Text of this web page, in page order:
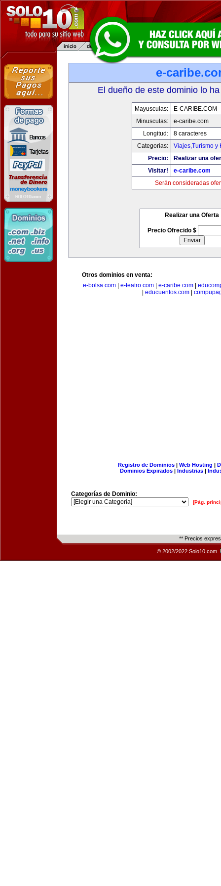
e-
El dueño de este dominio lo
Mayusculas:
E-CARIBE.COM
Minusculas:
e-caribe.com
Longitud:
8 caracteres
Categorias:
Viajes,Turismo y
Precio:
Realizar una
Visitar!
e-caribe.com
Serán consideradas
Realizar una Oferta
Precio Ofrecido $
Otros dominios en venta:
e-bolsa.com| e-teatro.com| e-caribe.com|
educuentos.com
Registro de Dominios| Web Hosting |
Dominios Expirados | Industrias |
Categorías de Dominio:
[Pág.
** Precios
© 2002/2022 Solo10.com